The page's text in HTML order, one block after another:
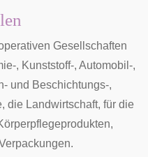
Gesellschaften
, Kunststoff-, Automobil-,
und Beschichtungs-,
die Landwirtschaft, für die